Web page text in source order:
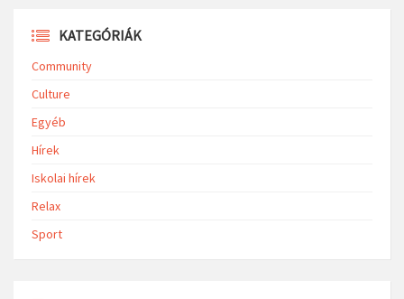
KATEGÓRIÁK
Community
Culture
Egyéb
Hírek
Iskolai hírek
Relax
Sport